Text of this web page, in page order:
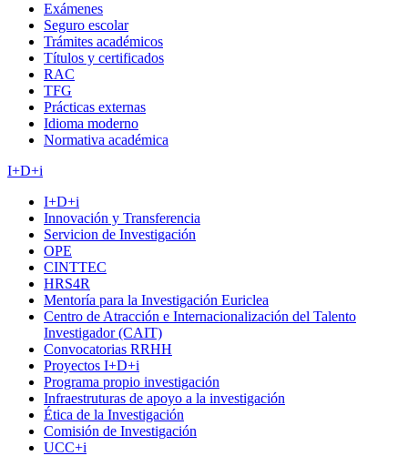
Exámenes
Seguro escolar
Trámites académicos
Títulos y certificados
RAC
TFG
Prácticas externas
Idioma moderno
Normativa académica
I+D+i
I+D+i
Innovación y Transferencia
Servicion de Investigación
OPE
CINTTEC
HRS4R
Mentoría para la Investigación Euriclea
Centro de Atracción e Internacionalización del Talento
Investigador (CAIT)
Convocatorias RRHH
Proyectos I+D+i
Programa propio investigación
Infraestruturas de apoyo a la investigación
Ética de la Investigación
Comisión de Investigación
UCC+i